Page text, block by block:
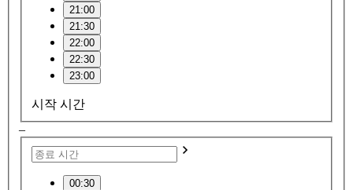
21:00
21:30
22:00
22:30
23:00
시작 시간
–
00:30